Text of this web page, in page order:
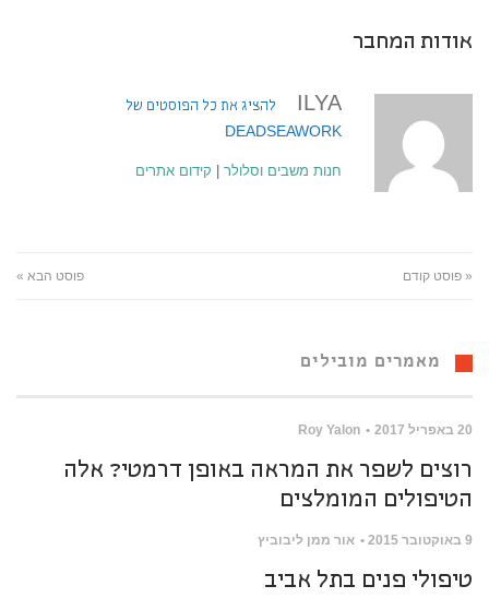
אודות המחבר
ILYA
להציג את כל הפוסטים של
DEADSEAWORK
חנות משבים וסלולר קידום אתרים
« פוסט קודם פוסט הבא »
מאמרים מובילים
20 באפריל 2017 Roy Yalon
רוצים לשפר את המראה באופן דרמטי? אלה
הטיפולים המומלצים
9 באוקטובר 2015 אור ממן ליבוביץ
טיפולי פנים בתל אביב